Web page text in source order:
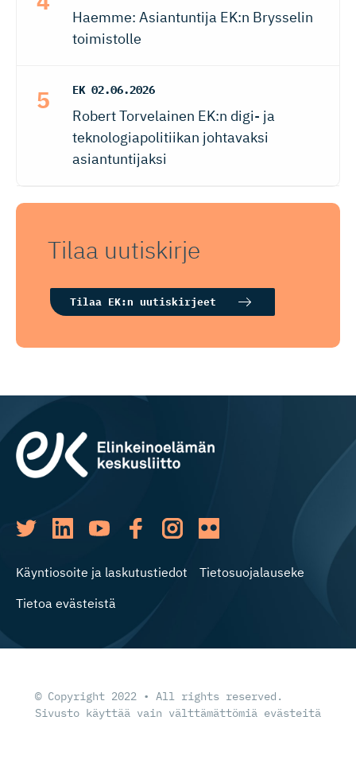
Haemme: Asiantuntija EK:n Brysselin
toimistolle
EK 02.06.2026
Robert Torvelainen EK:n digi- ja
teknologiapolitiikan johtavaksi
asiantuntijaksi
Tilaa uutiskirje
Tilaa EK:n uutiskirjeet
Käyntiosoite ja laskutustiedot
Tietosuojalauseke
Tietoa evästeistä
© Copyright 2022 • All rights reserved.
Sivusto käyttää vain välttämättömiä evästeitä